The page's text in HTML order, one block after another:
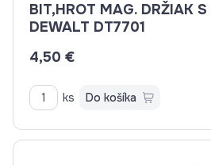
BIT,HROT MAG. DRŽIAK
DEWALT DT7701
4,50 €
ks Do košíka